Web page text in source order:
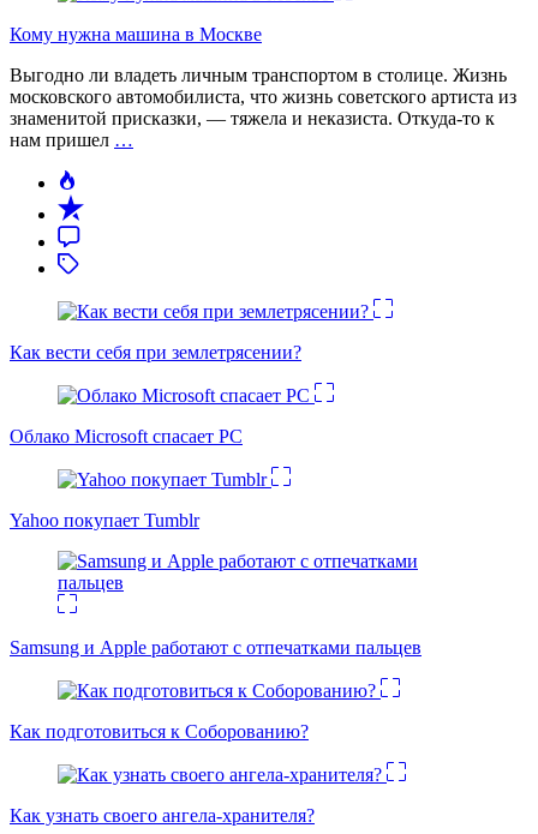
Кому нужна машина в Москве
Выгодно ли владеть личным транспортом в столице. Жизнь
московского автомобилиста, что жизнь советского артиста из
знаменитой присказки, — тяжела и неказиста. Откуда-то к
нам пришел …
Как вести себя при землетрясении?
Облако Microsoft спасает PC
Yahoo покупает Tumblr
Samsung и Apple работают с отпечатками пальцев
Как подготовиться к Соборованию?
Как узнать своего ангела-хранителя?